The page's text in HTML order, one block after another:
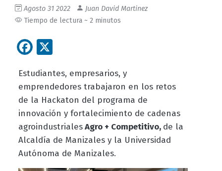
Agosto 31 2022
Juan David Martinez
Tiempo de lectura ~ 2 minutos
Facebook
Estudiantes, empresarios, y
emprendedores trabajaron en los retos
de la Hackaton del programa de
innovación y fortalecimiento de cadenas
agroindustrialesAgro + Competitivo, de la
Alcaldía de Manizales y la Universidad
Autónoma de Manizales.